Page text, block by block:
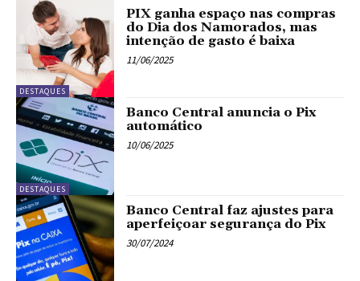
DESTAQUES
PIX ganha espaço nas compras
do Dia dos Namorados, mas
intenção de gasto é baixa
11/06/2025
DESTAQUES
Banco Central anuncia o Pix
automático
10/06/2025
Banco Central faz ajustes para
aperfeiçoar segurança do Pix
30/07/2024